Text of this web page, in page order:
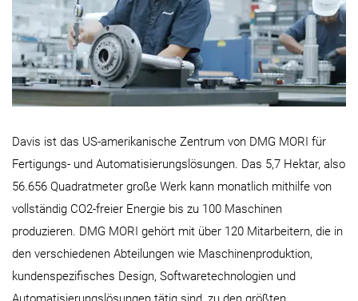
Davis ist das US-amerikanische Zentrum von DMG MORI für
Fertigungs- und Automatisierungslösungen. Das 5,7 Hektar, also
56.656 Quadratmeter große Werk kann monatlich mithilfe von
vollständig CO2-freier Energie bis zu 100 Maschinen
produzieren. DMG MORI gehört mit über 120 Mitarbeitern, die in
den verschiedenen Abteilungen wie Maschinenproduktion,
kundenspezifisches Design, Softwaretechnologien und